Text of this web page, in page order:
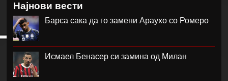
Најнови вести
Барса сака да го замени Араухо со Ромеро
Исмаел Бенасер си замина од Милан